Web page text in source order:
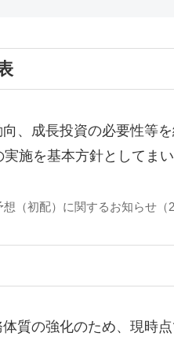
、成長投資の必要性等
施を基本方針としてまい
（初配）に関するお知らせ（
質の強化のため、現時